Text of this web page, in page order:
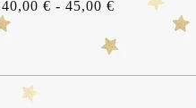
40,00 € - 45,00 €